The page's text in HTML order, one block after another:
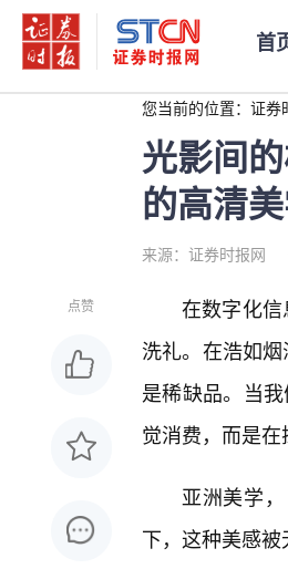
首
您当前的位置： 证券
光影间
的高清
来源：证券时报网
点赞
在数字化
洗礼。在浩如
是稀缺品。当
觉消费，而是
亚洲美学
下，这种美感